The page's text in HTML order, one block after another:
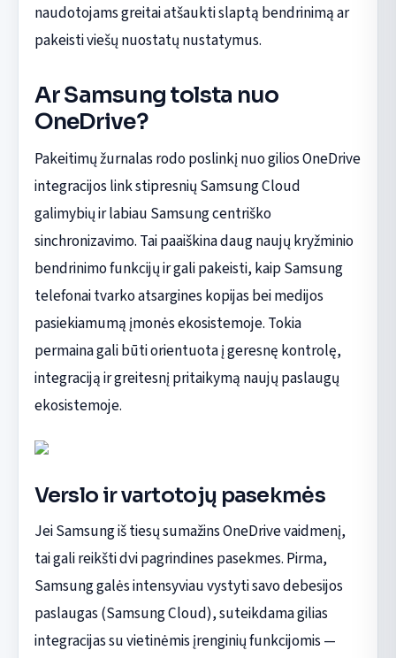
naudotojams greitai atšaukti slaptą bendrinimą ar
pakeisti viešų nuostatų nustatymus.
Ar Samsung tolsta nuo
OneDrive?
Pakeitimų žurnalas rodo poslinkį nuo gilios OneDrive
integracijos link stipresnių Samsung Cloud
galimybių ir labiau Samsung centriško
sinchronizavimo. Tai paaiškina daug naujų kryžminio
bendrinimo funkcijų ir gali pakeisti, kaip Samsung
telefonai tvarko atsargines kopijas bei medijos
pasiekiamumą įmonės ekosistemoje. Tokia
permaina gali būti orientuota į geresnę kontrolę,
integraciją ir greitesnį pritaikymą naujų paslaugų
ekosistemoje.
Verslo ir vartotojų pasekmės
Jei Samsung iš tiesų sumažins OneDrive vaidmenį,
tai gali reikšti dvi pagrindines pasekmes. Pirma,
Samsung galės intensyviau vystyti savo debesijos
paslaugas (Samsung Cloud), suteikdama gilias
integracijas su vietinėmis įrenginių funkcijomis —